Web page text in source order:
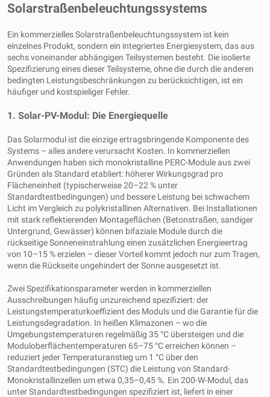
Solarstraßenbeleuchtungssystems
Ein kommerzielles Solarstraßenbeleuchtungssystem ist kein
einzelnes Produkt, sondern ein integriertes Energiesystem, das aus
sechs voneinander abhängigen Teilsystemen besteht. Die isolierte
Spezifizierung eines dieser Teilsysteme, ohne die durch die anderen
bedingten Leistungsbeschränkungen zu berücksichtigen, ist ein
häufiger und kostspieliger Fehler.
1. Solar-PV-Modul: Die Energiequelle
Das Solarmodul ist die einzige ertragsbringende Komponente des
Systems – alles andere verursacht Kosten. In kommerziellen
Anwendungen haben sich monokristalline PERC-Module aus zwei
Gründen als Standard etabliert: höherer Wirkungsgrad pro
Flächeneinheit (typischerweise 20–22 % unter
Standardtestbedingungen) und bessere Leistung bei schwachem
Licht im Vergleich zu polykristallinen Alternativen. Bei Installationen
mit stark reflektierenden Montageflächen (Betonstraßen, sandiger
Untergrund, Gewässer) können bifaziale Module durch die
rückseitige Sonneneinstrahlung einen zusätzlichen Energieertrag
von 10–15 % erzielen – dieser Vorteil kommt jedoch nur zum Tragen,
wenn die Rückseite ungehindert der Sonne ausgesetzt ist.
Zwei Spezifikationsparameter werden in kommerziellen
Ausschreibungen häufig unzureichend spezifiziert: der
Leistungstemperaturkoeffizient des Moduls und die Garantie für die
Leistungsdegradation. In heißen Klimazonen – wo die
Umgebungstemperaturen regelmäßig 35 °C übersteigen und die
Moduloberflächentemperaturen 65–75 °C erreichen können –
reduziert jeder Temperaturanstieg um 1 °C über den
Standardtestbedingungen (STC) die Leistung von Standard-
Monokristallinzellen um etwa 0,35–0,45 %. Ein 200-W-Modul, das
unter Standardtestbedingungen spezifiziert ist, liefert in einer